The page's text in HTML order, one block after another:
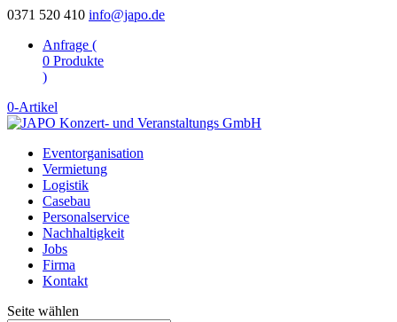
0371 520 410 info@japo.de
Anfrage (
0 Produkte
)
0-Artikel
Eventorganisation
Vermietung
Logistik
Casebau
Personalservice
Nachhaltigkeit
Jobs
Firma
Kontakt
Seite wählen